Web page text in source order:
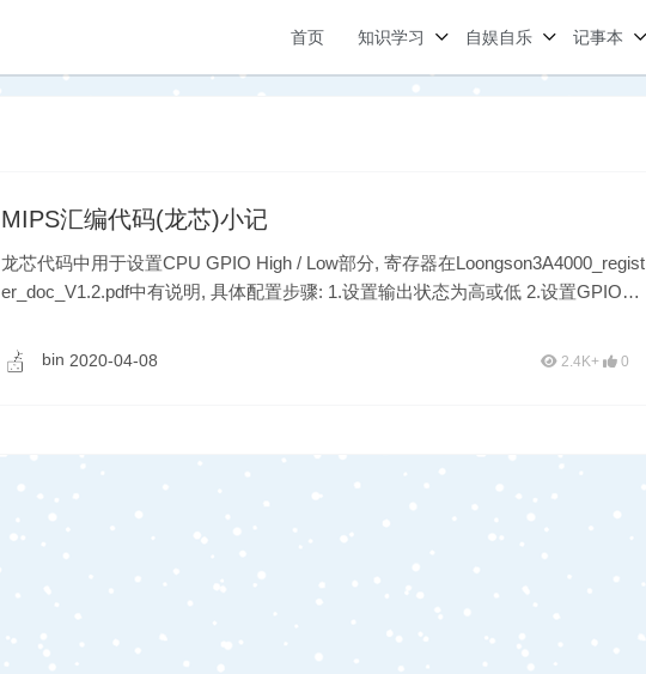
首页 知识学习 自娱自乐 记事本
MIPS汇编代码(龙芯)小记
龙芯代码中用于设置CPU GPIO High / Low部分, 寄存器在Loongson3A4000_regist
er_doc_V1.2.pdf中有说明, 具体配置步骤: 1.设置输出状态为高或低 2.设置GPIO输
bin 2020-04-08 2.4K+ 0